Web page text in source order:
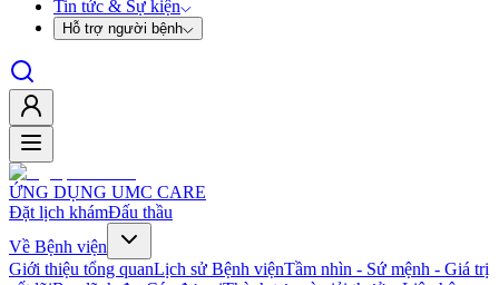
Tin tức & Sự kiện
Hỗ trợ người bệnh
ỨNG DỤNG UMC CARE
Đặt lịch khámĐấu thầu
Về Bệnh viện
Giới thiệu tổng quanLịch sử Bệnh việnTầm nhìn - Sứ mệnh - Giá trị